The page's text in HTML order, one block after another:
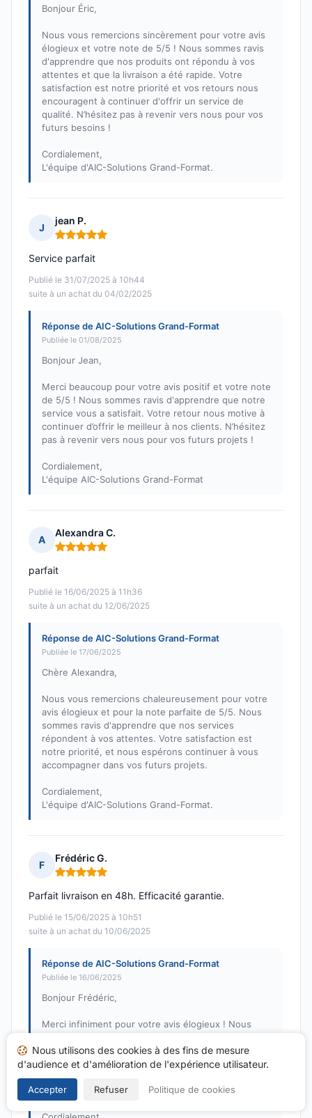
Bonjour Éric,
Nous vous remercions sincèrement pour votre avis
élogieux et votre note de 5/5 ! Nous sommes ravis
d'apprendre que nos produits ont répondu à vos
attentes et que la livraison a été rapide. Votre
satisfaction est notre priorité et vos retours nous
encouragent à continuer d'offrir un service de
qualité. N’hésitez pas à revenir vers nous pour vos
futurs besoins !
Cordialement,
L'équipe d'AIC-Solutions Grand-Format.
J
jean P.
Note : 5 sur 5
Publié le 31/07/2025 à 10h44
suite à un achat du 04/02/2025
Service parfait
Réponse de AIC-Solutions Grand-Format
Publiée le 01/08/2025
Bonjour Jean,
Merci beaucoup pour votre avis positif et votre note
de 5/5 ! Nous sommes ravis d'apprendre que notre
service vous a satisfait. Votre retour nous motive à
continuer d’offrir le meilleur à nos clients. N’hésitez
pas à revenir vers nous pour vos futurs projets !
Cordialement,
L'équipe AIC-Solutions Grand-Format
A
Alexandra C.
Note : 5 sur 5
Publié le 16/06/2025 à 11h36
suite à un achat du 12/06/2025
parfait
Réponse de AIC-Solutions Grand-Format
Publiée le 17/06/2025
Chère Alexandra,
Nous vous remercions chaleureusement pour votre
avis élogieux et pour la note parfaite de 5/5. Nous
sommes ravis d'apprendre que nos services
répondent à vos attentes. Votre satisfaction est
notre priorité, et nous espérons continuer à vous
accompagner dans vos futurs projets.
Cordialement,
L'équipe d'AIC-Solutions Grand-Format.
F
Frédéric G.
Note : 5 sur 5
Publié le 15/06/2025 à 10h51
suite à un achat du 10/06/2025
Parfait livraison en 48h. Efficacité garantie.
Réponse de AIC-Solutions Grand-Format
Publiée le 16/06/2025
Bonjour Frédéric,
Merci infiniment pour votre avis élogieux ! Nous
notre efficacité et la rapidité de livraison. Votre
satisfaction est notre priorité.
À bientôt sur AIC-Solutions Grand-Format !
Nous utilisons des cookies à des fins de mesure
d'audience et d'amélioration de l'expérience utilisateur.
Accepter Refuser Politique de cookies